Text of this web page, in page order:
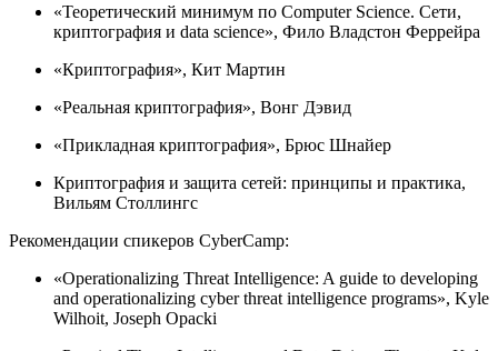
«Теоретический минимум по Computer Science. Сети,
криптография и data science», Фило Владстон Феррейра
«Криптография», Кит Мартин
«Реальная криптография», Вонг Дэвид
«Прикладная криптография», Брюс Шнайер
Криптография и защита сетей: принципы и практика,
Вильям Столлингс
Рекомендации спикеров CyberCamp:
«Operationalizing Threat Intelligence: A guide to developing
and operationalizing cyber threat intelligence programs», Kyle
Wilhoit, Joseph Opacki